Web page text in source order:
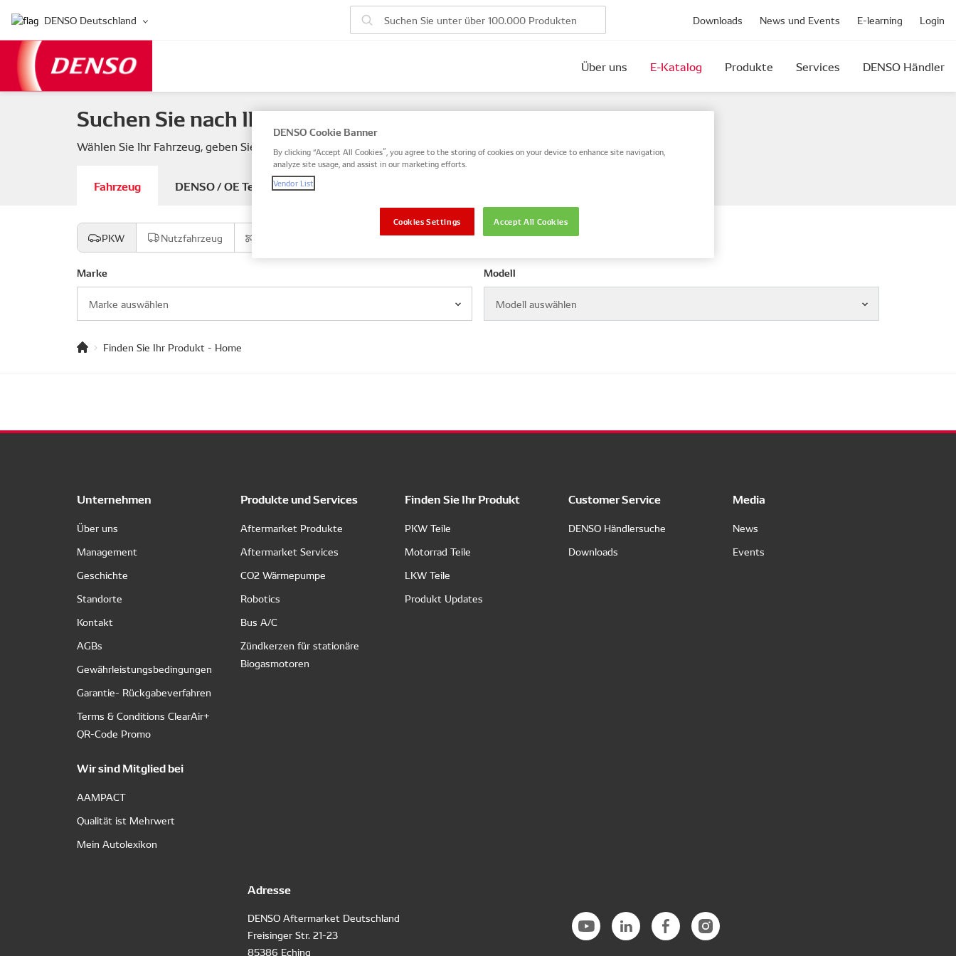
DENSO Deutschland Downloads News und Events E-learning Login
Über uns E-Katalog Produkte Services DENSO Händler
Suchen Sie nach Ihren Fahrzeugteilen
Wählen Sie Ihr Fahrzeug, geben Sie eine DENSO- oder OE-Teilenummer ein oder suchen Sie nach VIN / Rahmennummer.
Fahrzeug DENSO / OE Teilenummer
PKW Nutzfahrzeug
Marke
Marke auswählen
Modell
Modell auswählen
Finden Sie Ihr Produkt - Home
Unternehmen
Über uns
Management
Geschichte
Standorte
Kontakt
AGBs
Gewährleistungsbedingungen
Garantie- Rückgabeverfahren
Terms & Conditions ClearAir+
QR-Code Promo
Produkte und Services
Aftermarket Produkte
Aftermarket Services
CO2 Wärmepumpe
Robotics
Bus A/C
Zündkerzen für stationäre
Biogasmotoren
Finden Sie Ihr Produkt
PKW Teile
Motorrad Teile
LKW Teile
Produkt Updates
Customer Service
DENSO Händlersuche
Downloads
Media
News
Events
Wir sind Mitglied bei
AAMPACT
Qualität ist Mehrwert
Mein Autolexikon
Adresse
DENSO Aftermarket Deutschland
Freisinger Str. 21-23
85386 Eching
DENSO Cookie Banner
By clicking “Accept All Cookies”, you agree to the storing of cookies on your device to enhance site navigation,
analyze site usage, and assist in our marketing efforts.
Vendor List
Accept All Cookies
Cookies Settings